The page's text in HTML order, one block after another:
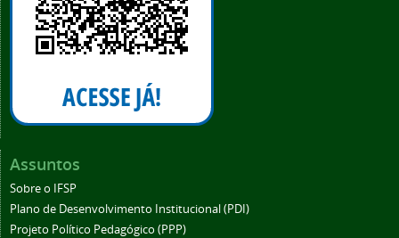
Assuntos
Sobre o IFSP
Plano de Desenvolvimento Institucional (PDI)
Projeto Político Pedagógico (PPP)